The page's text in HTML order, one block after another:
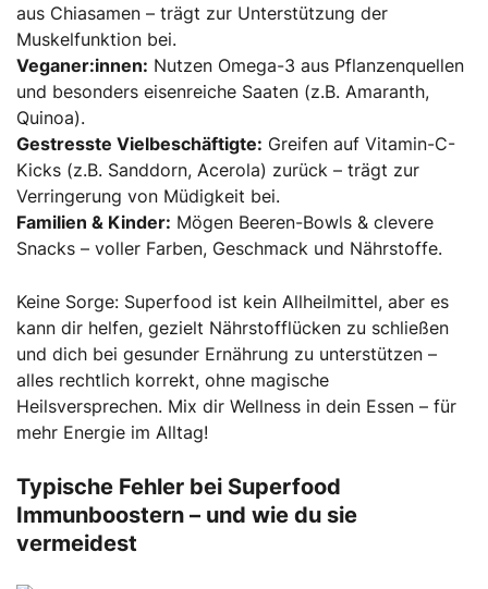
aus Chiasamen – trägt zur Unterstützung der
Muskelfunktion bei.
Veganer:innen: Nutzen Omega-3 aus Pflanzenquellen
und besonders eisenreiche Saaten (z.B. Amaranth,
Quinoa).
Gestresste Vielbeschäftigte: Greifen auf Vitamin-C-
Kicks (z.B. Sanddorn, Acerola) zurück – trägt zur
Verringerung von Müdigkeit bei.
Familien & Kinder: Mögen Beeren-Bowls & clevere
Snacks – voller Farben, Geschmack und Nährstoffe.
Keine Sorge: Superfood ist kein Allheilmittel, aber es
kann dir helfen, gezielt Nährstofflücken zu schließen
und dich bei gesunder Ernährung zu unterstützen –
alles rechtlich korrekt, ohne magische
Heilsversprechen. Mix dir Wellness in dein Essen – für
mehr Energie im Alltag!
Typische Fehler bei Superfood
Immunboostern – und wie du sie
vermeidest